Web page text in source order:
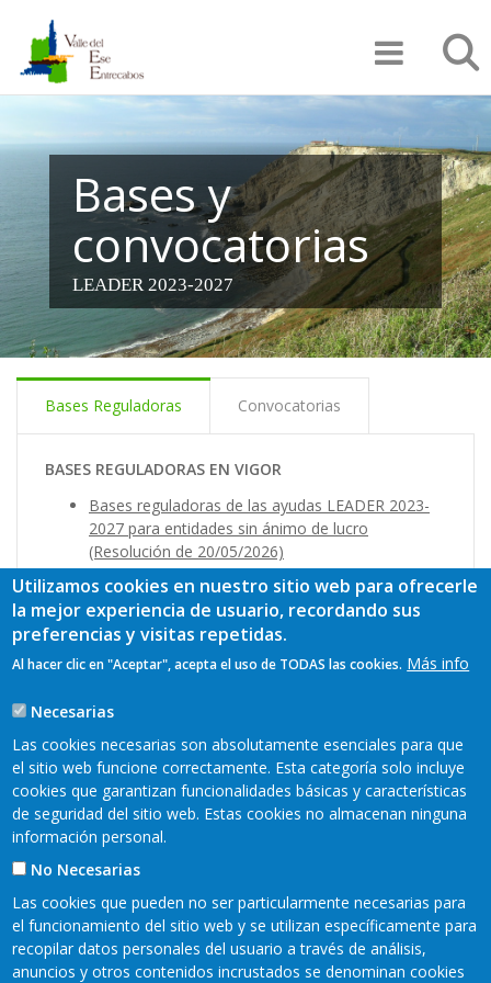
contenido
principal
Bases y
convocatorias
LEADER 2023-2027
Bases Reguladoras Convocatorias
BASES REGULADORAS EN VIGOR
Bases reguladoras de las ayudas LEADER 2023-
2027 para entidades sin ánimo de lucro
(Resolución de 20/05/2026)
Bases reguladoras de las ayudas LEADER 2023-
2027 para entidades locales (Resolución de
20/02/2026)
Bases reguladoras de las ayudas LEADER 2023-
2027 para empresas (Resolución de 20/05/2025)
2027 para empleo autónomo y contratación
(Resolución de 20/05/2025)
Utilizamos cookies en nuestro sitio web para ofrecerle
la mejor experiencia de usuario, recordando sus
preferencias y visitas repetidas.
Al hacer clic en "Aceptar", acepta el uso de TODAS las cookies. Más info
Necesarias
Las cookies necesarias son absolutamente esenciales para que
el sitio web funcione correctamente. Esta categoría solo incluye
cookies que garantizan funcionalidades básicas y características
de seguridad del sitio web. Estas cookies no almacenan ninguna
información personal.
No Necesarias
Las cookies que pueden no ser particularmente necesarias para
el funcionamiento del sitio web y se utilizan específicamente para
recopilar datos personales del usuario a través de análisis,
anuncios y otros contenidos incrustados se denominan cookies